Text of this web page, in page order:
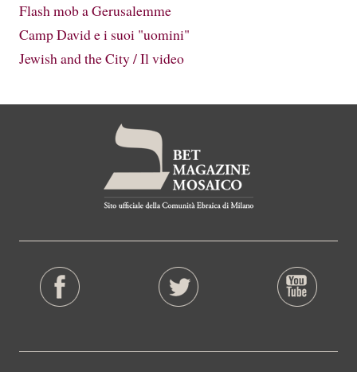
Flash mob a Gerusalemme
Camp David e i suoi "uomini"
Jewish and the City / Il video